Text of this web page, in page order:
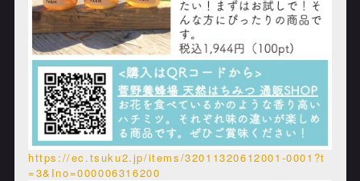
https://ec.tsuku2.jp/items/32011320612001-0001?t
=3&Ino=000006316200